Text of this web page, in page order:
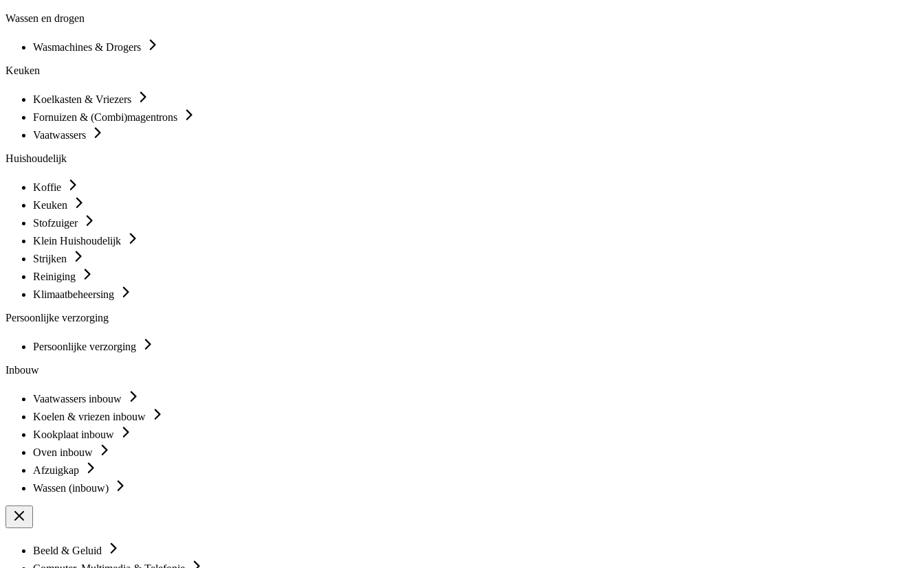
Wassen en drogen
Wasmachines & Drogers
Keuken
Koelkasten & Vriezers
Fornuizen & (Combi)magentrons
Vaatwassers
Huishoudelijk
Koffie
Keuken
Stofzuiger
Klein Huishoudelijk
Strijken
Reiniging
Klimaatbeheersing
Persoonlijke verzorging
Persoonlijke verzorging
Inbouw
Vaatwassers inbouw
Koelen & vriezen inbouw
Kookplaat inbouw
Oven inbouw
Afzuigkap
Wassen (inbouw)
Beeld & Geluid